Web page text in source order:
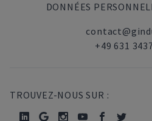
DONNÉES
+49 631
TROUVEZ-NOUS SUR :